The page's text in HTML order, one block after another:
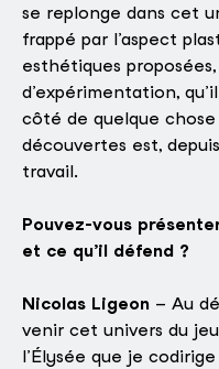
se replonge dans cet
frappé par l’aspect
esthétiques
d’expérimentation,
côté de quelque chose
découvertes est,
travail.
Pouvez-vous
et ce qu’il défend ?
Nicolas Ligeon – Au
venir cet univers du
l’Élysée que je